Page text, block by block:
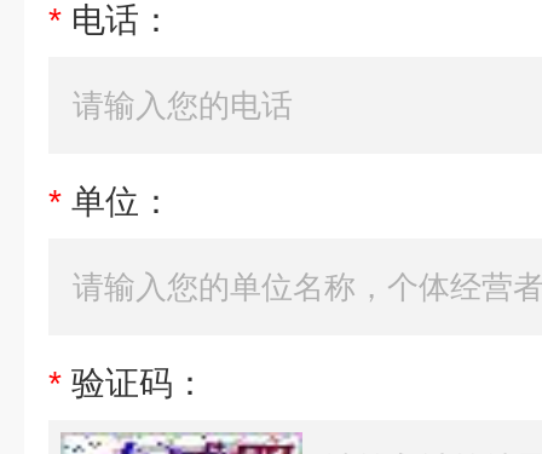
* 电话：
* 单位：
* 验证码：